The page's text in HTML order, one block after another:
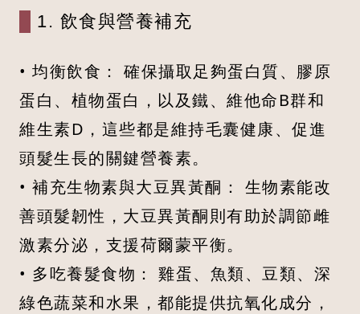
1. 飲食與營養補充
• 均衡飲食： 確保攝取足夠蛋白質、膠原
蛋白、植物蛋白，以及鐵、維他命B群和
維生素D，這些都是維持毛囊健康、促進
頭髮生長的關鍵營養素。
• 補充生物素與大豆異黃酮： 生物素能改
善頭髮韌性，大豆異黃酮則有助於調節雌
激素分泌，支援荷爾蒙平衡。
• 多吃養髮食物： 雞蛋、魚類、豆類、深
綠色蔬菜和水果，都能提供抗氧化成分，